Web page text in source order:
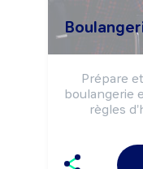
Prépare
boulangerie
règles